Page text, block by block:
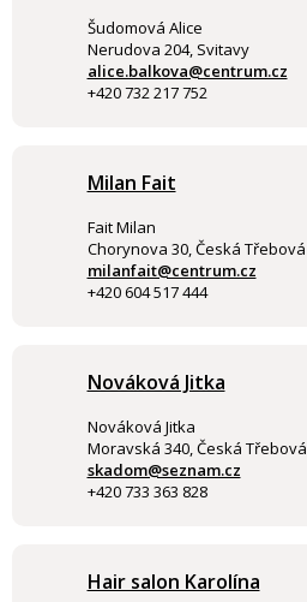
Šudomová Alice
Nerudova 204, Svitavy
alice.balkova@centrum.cz
+420 732 217 752
Milan Fait
Fait Milan
Chorynova 30, Česká Třebová
milanfait@centrum.cz
+420 604 517 444
Nováková Jitka
Nováková Jitka
Moravská 340, Česká Třebová
skadom@seznam.cz
+420 733 363 828
Hair salon Karolína